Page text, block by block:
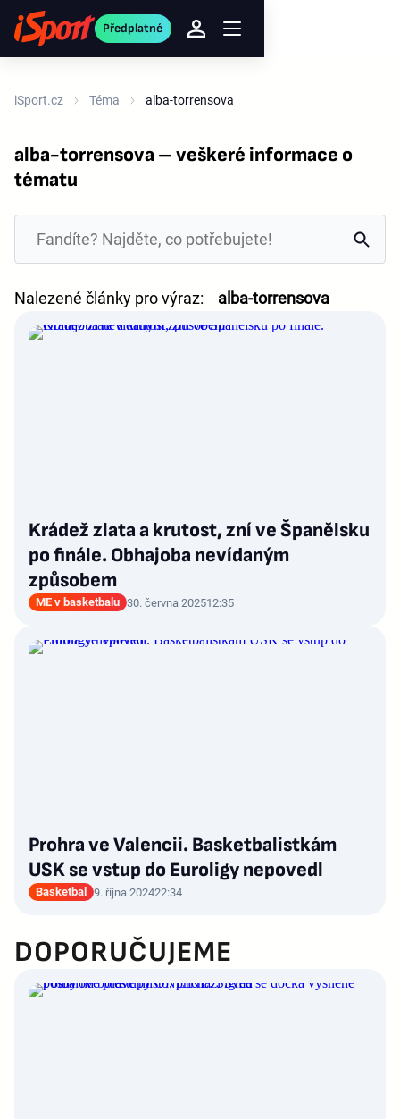
Předplatné
iSport.cz Téma alba-torrensova
alba-torrensova – veškeré informace o
tématu
Nalezené články pro výraz: alba-torrensova
Krádež zlata a krutost, zní ve Španělsku
po finále. Obhajoba nevídaným
způsobem
ME v basketbalu 30. června 202512:35
Prohra ve Valencii. Basketbalistkám
USK se vstup do Euroligy nepovedl
Basketbal 9. října 202422:34
DOPORUČUJEME